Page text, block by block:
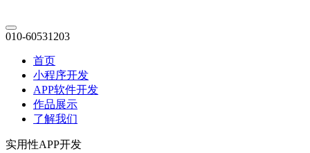
010-60531203
首页
小程序开发
APP软件开发
作品展示
了解我们
实用性APP开发